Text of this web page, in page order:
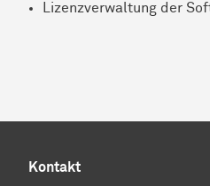
Lizenzverwaltung der
Kontakt